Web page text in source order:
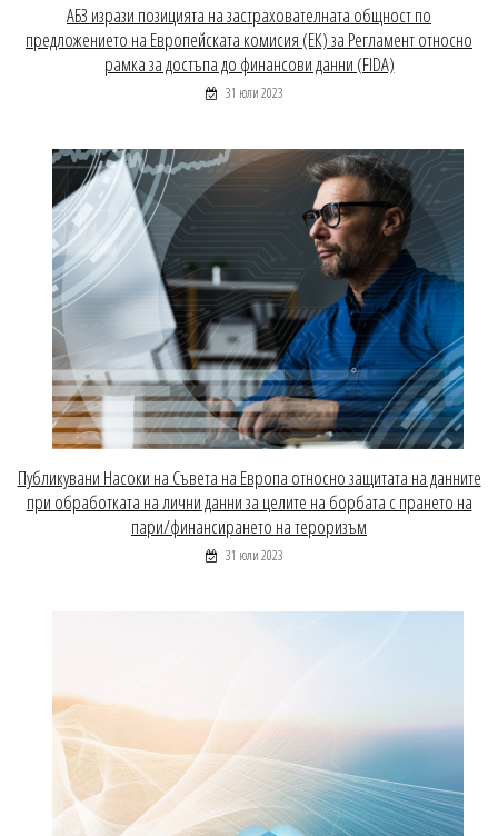
АБЗ изрази позицията на застрахователната общност по
предложението на Европейската комисия (ЕК) за Регламент относно
рамка за достъпа до финансови данни (FIDA)
31 юли 2023
Публикувани Насоки на Съвета на Европа относно защитата на данните
при обработката на лични данни за целите на борбата с прането на
пари/финансирането на тероризъм
31 юли 2023